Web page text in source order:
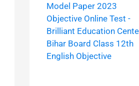
Model Paper 2023
Objective Online Test -
Brilliant Education
Bihar Board Class 12th
English Objective